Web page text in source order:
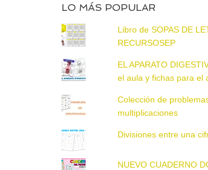
LO MÁS POPULAR
Libro de SOPAS DE
RECURSOSEP
EL APARATO
el aula y fichas para el
Colección de
multiplicaciones
Divisiones entre una
NUEVO CUADERNO